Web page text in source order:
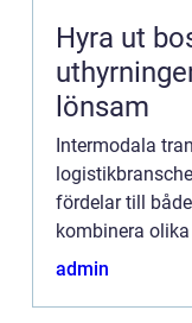
Hyra ut
lönsam
Intermodala
fördelar till
kombinera
tåg, fartyg och
admin